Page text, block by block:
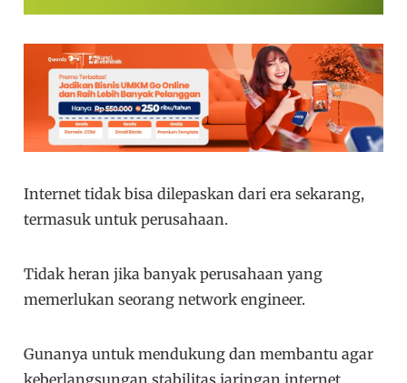
Internet tidak bisa dilepaskan dari era sekarang,
termasuk untuk perusahaan.
Tidak heran jika banyak perusahaan yang
memerlukan seorang network engineer.
Gunanya untuk mendukung dan membantu agar
keberlangsungan stabilitas jaringan internet